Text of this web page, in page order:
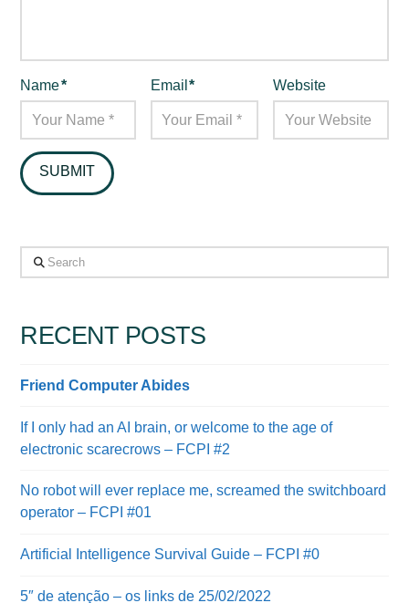
Name* Email* Website
Search
RECENT POSTS
Friend Computer Abides
If I only had an AI brain, or welcome to the age of
electronic scarecrows – FCPI #2
No robot will ever replace me, screamed the switchboard
operator – FCPI #01
Artificial Intelligence Survival Guide – FCPI #0
5″ de atenção – os links de 25/02/2022